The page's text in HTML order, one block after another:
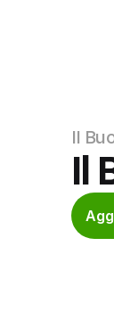
Il
Il